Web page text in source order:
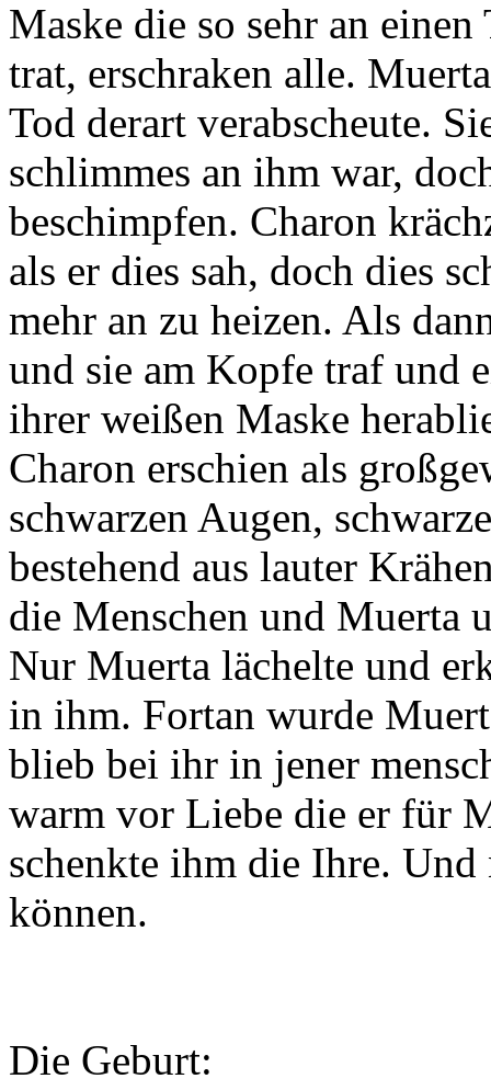
Maske die so sehr an
trat, erschraken alle.
Tod derart verabscheute.
schlimmes an ihm war,
beschimpfen. Charon
als er dies sah, doch dies
mehr an zu heizen. Als
und sie am Kopfe traf und
ihrer weißen Maske
Charon erschien als
schwarzen Augen,
bestehend aus lauter
die Menschen und Muerta
Nur Muerta lächelte und
in ihm. Fortan wurde
blieb bei ihr in jener
warm vor Liebe die er für
schenkte ihm die Ihre.
können.
Die Geburt: